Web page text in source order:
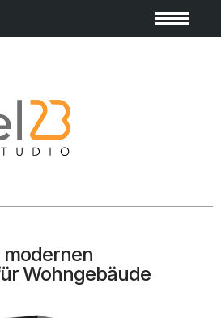
Wohngebäude